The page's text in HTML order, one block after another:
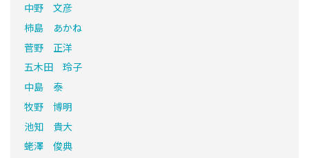
中野 文彦
柿島 あかね
菅野 正洋
五木田 玲子
中島 泰
牧野 博明
池知 貴大
蛯澤 俊典